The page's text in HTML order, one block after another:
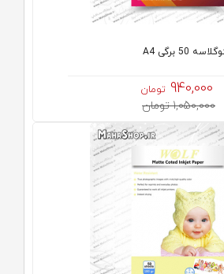
940,000 تومان
1,050,000 تومان